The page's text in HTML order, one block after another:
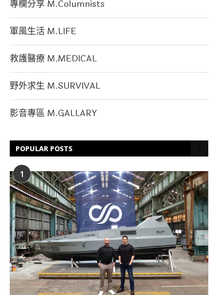
專欄分享 M.Columnists
軍風生活 M.LIFE
救護醫療 M.MEDICAL
野外求生 M.SURVIVAL
影音專區 M.GALLARY
POPULAR POSTS
1